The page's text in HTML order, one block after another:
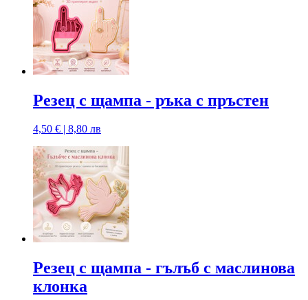
Резец с щампa - ръка с пръстен
4,50 € | 8,80 лв
Резец с щампa - гълъб с маслинова
клонка